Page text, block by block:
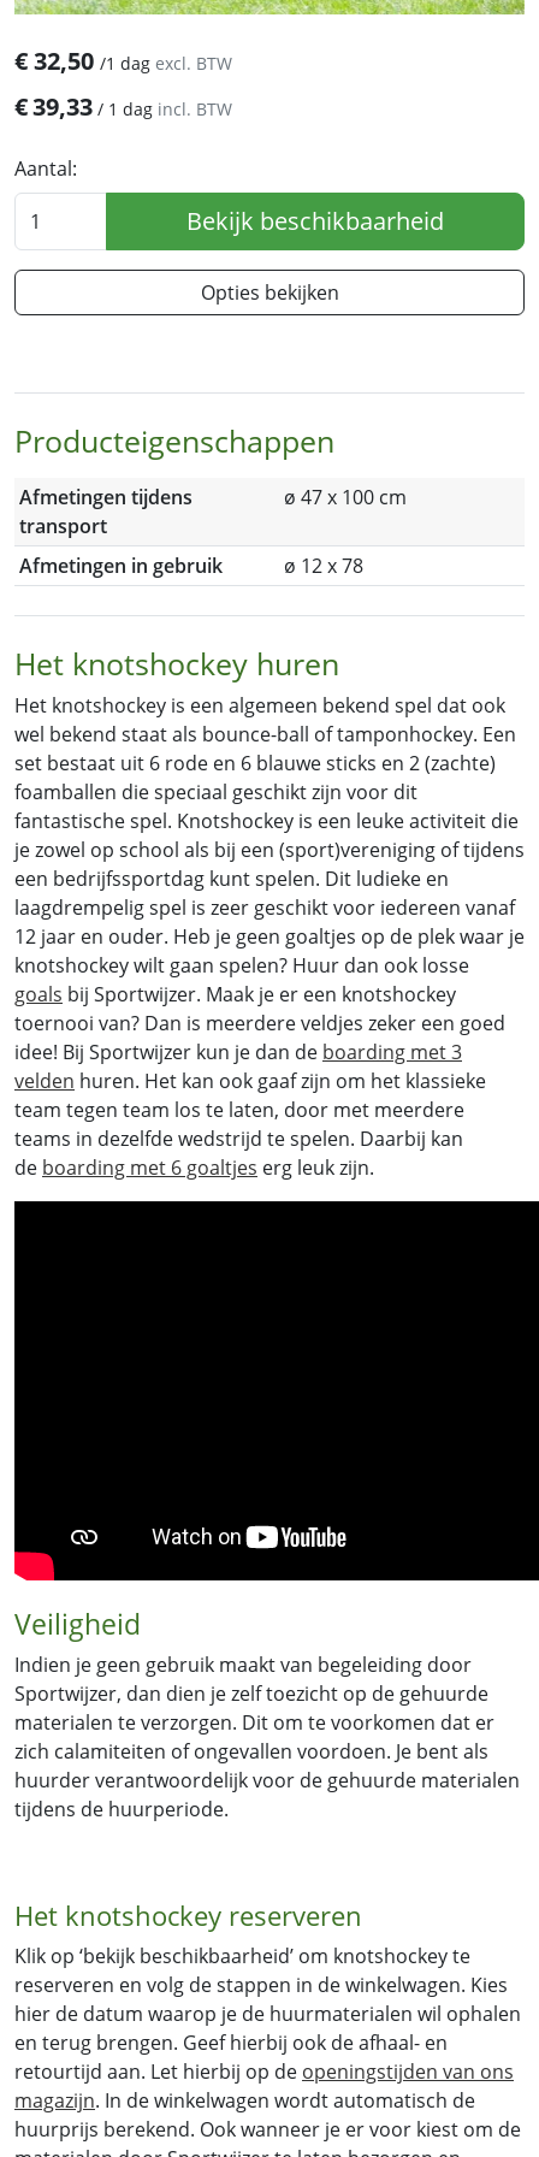
€32,50 /1 dag excl. BTW
€39,33 / 1 dag incl. BTW
Aantal:
Bekijk beschikbaarheid
Opties bekijken
Producteigenschappen
Afmetingen tijdens
transport
ø 47 x 100 cm
Afmetingen in gebruik ø 12 x 78
Het knotshockey huren
Het knotshockey is een algemeen bekend spel dat ook
wel bekend staat als bounce-ball of tamponhockey. Een
set bestaat uit 6 rode en 6 blauwe sticks en 2 (zachte)
foamballen die speciaal geschikt zijn voor dit
fantastische spel. Knotshockey is een leuke activiteit die
je zowel op school als bij een (sport)vereniging of tijdens
een bedrijfssportdag kunt spelen. Dit ludieke en
laagdrempelig spel is zeer geschikt voor iedereen vanaf
12 jaar en ouder. Heb je geen goaltjes op de plek waar je
knotshockey wilt gaan spelen? Huur dan ook losse
goals bij Sportwijzer. Maak je er een knotshockey
toernooi van? Dan is meerdere veldjes zeker een goed
idee! Bij Sportwijzer kun je dan de boarding met 3
velden huren. Het kan ook gaaf zijn om het klassieke
team tegen team los te laten, door met meerdere
teams in dezelfde wedstrijd te spelen. Daarbij kan
de boarding met 6 goaltjes erg leuk zijn.
Veiligheid
Indien je geen gebruik maakt van begeleiding door
Sportwijzer, dan dien je zelf toezicht op de gehuurde
materialen te verzorgen. Dit om te voorkomen dat er
zich calamiteiten of ongevallen voordoen. Je bent als
huurder verantwoordelijk voor de gehuurde materialen
tijdens de huurperiode.
Het knotshockey reserveren
Klik op ‘bekijk beschikbaarheid’ om knotshockey te
reserveren en volg de stappen in de winkelwagen. Kies
hier de datum waarop je de huurmaterialen wil ophalen
en terug brengen. Geef hierbij ook de afhaal- en
retourtijd aan. Let hierbij op de openingstijden van ons
magazijn. In de winkelwagen wordt automatisch de
huurprijs berekend. Ook wanneer je er voor kiest om de